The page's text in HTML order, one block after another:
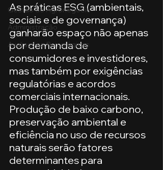
Gestão do Agronegócio
Administração
Avaliações Psicológicas
As práticas ESG (ambientais,
sociais e de governança)
ganharão espaço não apenas
por demanda de
consumidores e investidores,
mas também por exigências
regulatórias e acordos
comerciais internacionais.
Produção de baixo carbono,
preservação ambiental e
eficiência no uso de recursos
naturais serão fatores
determinantes para